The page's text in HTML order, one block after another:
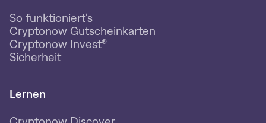
So funktioniert's
Cryptonow Gutscheinkarten
Cryptonow Invest®
Sicherheit
Lernen